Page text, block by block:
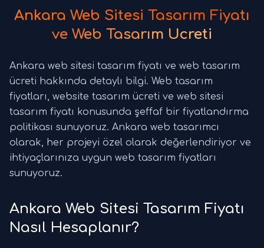
Ankara Web Sitesi Tasarım Fiyatı
ve Web Tasarım Ücreti
Ankara web sitesi tasarım fiyatı ve web tasarım
ücreti hakkında detaylı bilgi. Web tasarım
fiyatları, website tasarım ücreti ve web sitesi
tasarım fiyatı konusunda şeffaf bir fiyatlandırma
politikası sunuyoruz. Ankara web tasarımcı
olarak, her projeyi özel olarak değerlendiriyor ve
ihtiyaçlarınıza uygun web tasarım fiyatları
sunuyoruz.
Ankara Web Sitesi Tasarım Fiyatı
Nasıl Hesaplanır?